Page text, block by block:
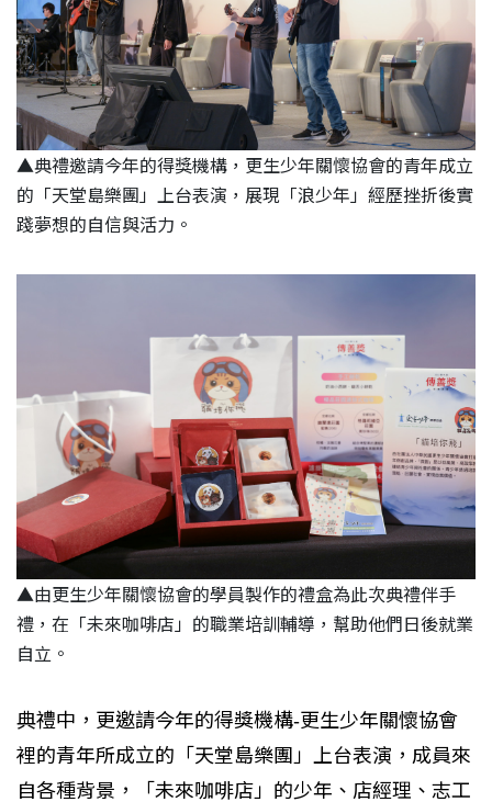
▲典禮邀請今年的得獎機構，更生少年關懷協會的青年成立
的「天堂島樂團」上台表演，展現「浪少年」經歷挫折後實
踐夢想的自信與活力。
▲由更生少年關懷協會的學員製作的禮盒為此次典禮伴手
禮，在「未來咖啡店」的職業培訓輔導，幫助他們日後就業
自立。
典禮中，更邀請今年的得獎機構-更生少年關懷協會
裡的青年所成立的「天堂島樂團」上台表演，成員來
自各種背景，「未來咖啡店」的少年、店經理、志工